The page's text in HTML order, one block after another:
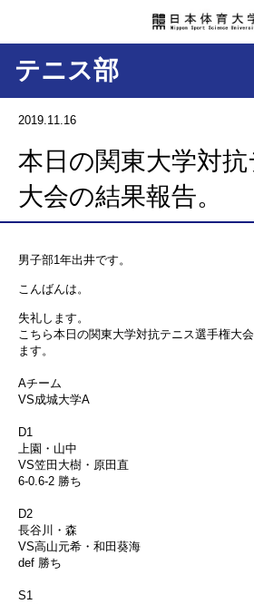
テニス部
2019.11.16
本日の関東大学対
大会の結果報告。
男子部1年出井です。
こんばんは。
失礼します。
こちら本日の関東大学対抗テニス選手権大
ます。
Aチーム
VS成城大学A
D1
上園・山中
VS笠田大樹・原田直
6-0.6-2 勝ち
D2
長谷川・森
VS高山元希・和田葵海
def 勝ち
S1